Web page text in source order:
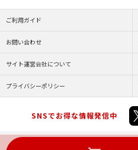
ご利用ガイド
お問い合わせ
サイト運営会社について
プライバシーポリシー
SNSでお得な情報発信中